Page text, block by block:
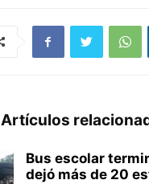
Artículos
Bus escolar
dejó más de 20